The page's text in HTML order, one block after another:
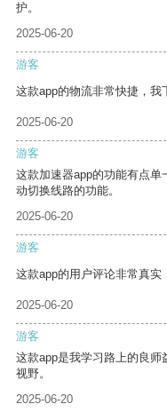
护。
2025-06-20
游客
这款app的物流非常快捷，我
2025-06-20
游客
这款加速器app的功能有点单
动切换线路的功能。
2025-06-20
游客
这款app的用户评论非常真实
2025-06-20
游客
这款app是我学习路上的良
视野。
2025-06-20